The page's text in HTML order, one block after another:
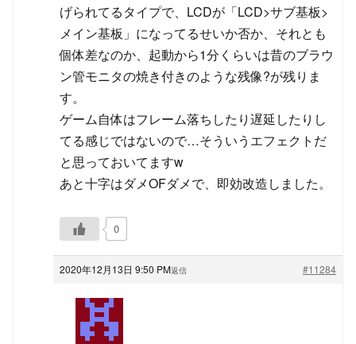
げられてるタイプで、LCDが「LCD>サブ基板>
メイン基板」になってるせいか否か、それとも
個体差なのか、起動から1分くらいは昔のブラウ
ン管モニタの焼き付きのような残像?が残りま
す。
ゲーム自体はフレーム落ちしたり遅延したりし
てる感じではないので…そういうエフェクトだ
と思っておいてますw
あと十字はダメOFダメで、即効改造しました。
0
2020年12月13日 9:50 PM #11284
返信